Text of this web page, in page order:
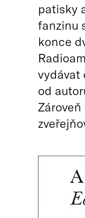
patisky
fanzinu
konce
vydávat
od